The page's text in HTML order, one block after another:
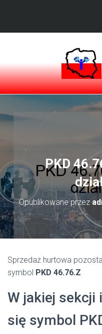
PKD
Opublikowane przez
Sprzedaż hurtowa
symbol PKD 46.76.Z
W jakiej sekcji
się symbol